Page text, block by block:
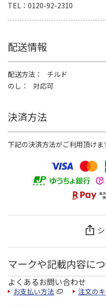
TEL
0120-92-2310
配送情報
配送方法
チルド
のし
対応可
決済方法
下記の決済方法がご利用頂けま
マークや記載内容に
よくあるお問い合わせ
お支払い方法 注文の